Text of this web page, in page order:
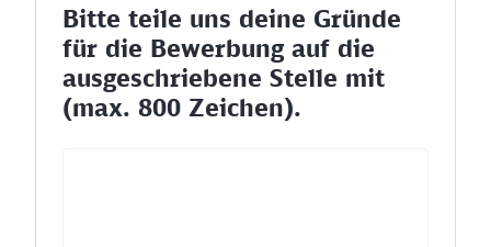
Bitte teile uns deine Gründe
für die Bewerbung auf die
ausgeschriebene Stelle mit
(max. 800 Zeichen).